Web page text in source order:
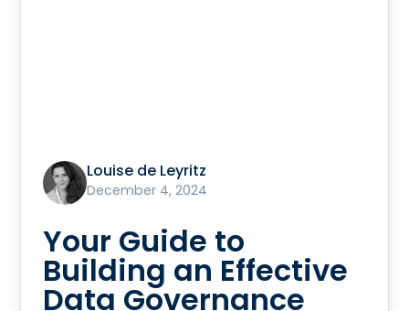
Louise de Leyritz
December 4, 2024
Your Guide to
Building an Effective
Data Governance